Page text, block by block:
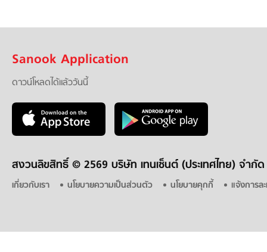
Sanook Application
ดาวน์โหลดได้แล้ววันนี้
สงวนลิขสิทธิ์ © 2569 บริษัท เทนเซ็นต์ (ประเทศไทย) จำกัด
เกี่ยวกับเรา นโยบายความเป็นส่วนตัว นโยบายคุกกี้ แจ้งการล